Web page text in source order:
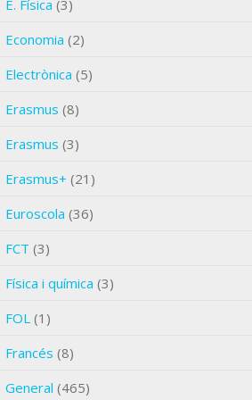
E. Física (3)
Economia (2)
Electrònica (5)
Erasmus (8)
Erasmus (3)
Erasmus+ (21)
Euroscola (36)
FCT (3)
Física i química (3)
FOL (1)
Francés (8)
General (465)